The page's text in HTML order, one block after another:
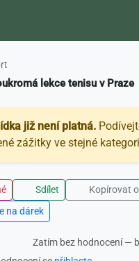
lekce tenisu v Praze
již není platná.
zážitky ve stejné
Sdílet
Kopírovat
na dárek
Zatím bez hodnocení —